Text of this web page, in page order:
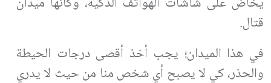
قتال.
في هذا الميدان؛ يجب أخذ أقصى درجات الحيطة
والحذر، كي لا يصبح أي شخص منا من حيث لا يدري